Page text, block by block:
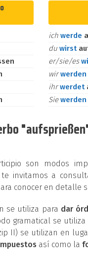
ichwerde
duwirst
er/sie/es
wirwerden
ihrwerdet
Siewerden
son modos
invitamos a
conocer en detalle
se utiliza para dar
gramatical se
II) se utilizan en
así como la